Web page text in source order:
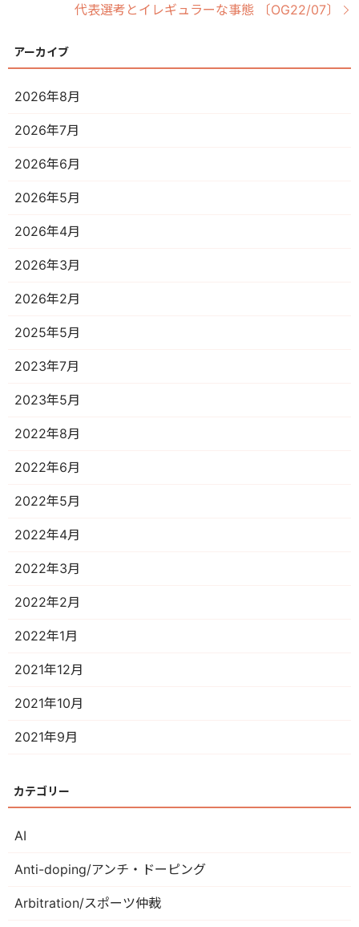
代表選考とイレギュラーな事態 〔OG22/07〕
アーカイブ
2026年8月
2026年7月
2026年6月
2026年5月
2026年4月
2026年3月
2026年2月
2025年5月
2023年7月
2023年5月
2022年8月
2022年6月
2022年5月
2022年4月
2022年3月
2022年2月
2022年1月
2021年12月
2021年10月
2021年9月
カテゴリー
AI
Anti-doping/アンチ・ドーピング
Arbitration/スポーツ仲裁